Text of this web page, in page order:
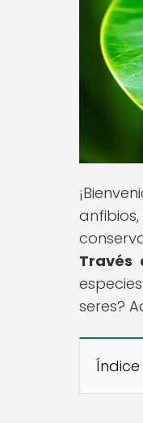
Través
seres?
Índice